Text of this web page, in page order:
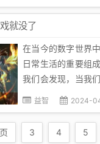
家不必花费大量的
应的游戏道具或角
就没了
在当今的数字世界
日常生活的重要组
我们会发现，当我
戏时，游戏却突然
戏就没了呢？首先
益智 2024-
3 4 5